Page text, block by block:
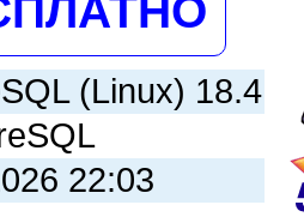
(Linux) 18.4
22:03